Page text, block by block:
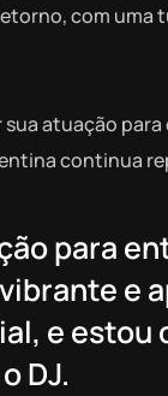
com uma
atuação
continua
para
e
e estou
DJ.